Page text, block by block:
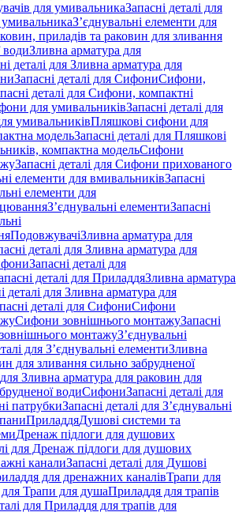
для умивальникаЗапасні деталі для
умивальникаЗ’єднувальні елементи для
приладів та раковин для зливання
водиЗливна арматура для
деталі для Зливна арматура для
Запасні деталі для СифониСифони,
деталі для Сифони, компактні
для умивальниківЗапасні деталі для
умивальниківПляшкові сифони для
модельЗапасні деталі для Пляшкові
компактна модельСифони
Запасні деталі для Сифони прихованого
елементи для вмивальниківЗапасні
елементи для
З’єднувальні елементиЗапасні
ПодовжувачіЗливна арматура для
деталі для Зливна арматура для
Запасні деталі для
деталі для ПриладдяЗливна арматура
деталі для Зливна арматура для
деталі для СифониСифони
Сифони зовнішнього монтажуЗапасні
монтажуЗ’єднувальні
для З’єднувальні елементиЗливна
для зливання сильно забрудненої
для Зливна арматура для раковин для
водиСифониЗапасні деталі для
патрубкиЗапасні деталі для З’єднувальні
ПриладдяДушові системи та
Дренаж підлоги для душових
для Дренаж підлоги для душових
каналиЗапасні деталі для Душові
для дренажних каналівТрапи для
для Трапи для душаПриладдя для трапів
для Приладдя для трапів для